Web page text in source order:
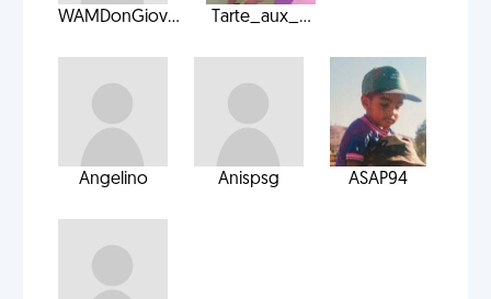
WAMDonGiov... Tarte_aux_...
Angelino Anispsg ASAP94